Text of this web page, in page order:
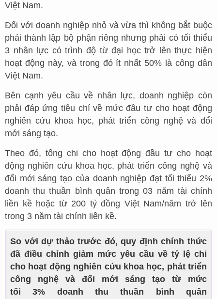
Việt Nam.
Đối với doanh nghiệp nhỏ và vừa thì không bắt buộc
phải thành lập bộ phận riêng nhưng phải có tối thiểu
3 nhân lực có trình độ từ đại học trở lên thực hiện
hoạt động này, và trong đó ít nhất 50% là công dân
Việt Nam.
Bên cạnh yêu cầu về nhân lực, doanh nghiệp còn
phải đáp ứng tiêu chí về mức đầu tư cho hoạt động
nghiên cứu khoa học, phát triển công nghệ và đổi
mới sáng tạo.
Theo đó, tổng chi cho hoạt động đầu tư cho hoạt
động nghiên cứu khoa học, phát triển công nghệ và
đổi mới sáng tạo của doanh nghiệp đạt tối thiểu 2%
doanh thu thuần bình quân trong 03 năm tài chính
liền kề hoặc từ 200 tỷ đồng Việt Nam/năm trở lên
trong 3 năm tài chính liền kề.
So với dự thảo trước đó, quy định chính thức
đã điều chỉnh giảm mức yêu cầu về tỷ lệ chi
cho hoạt động nghiên cứu khoa học, phát triển
công nghệ và đổi mới sáng tạo từ mức
tối3% doanh thu thuần bình quân